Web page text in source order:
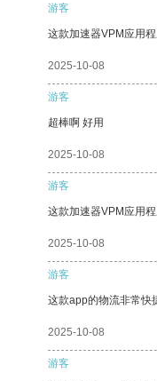
游客
这款加速器VPM应用
2025-10-08
游客
超棒啊 好用
2025-10-08
游客
这款加速器VPM应用
2025-10-08
游客
这款app的物流非常快
2025-10-08
游客